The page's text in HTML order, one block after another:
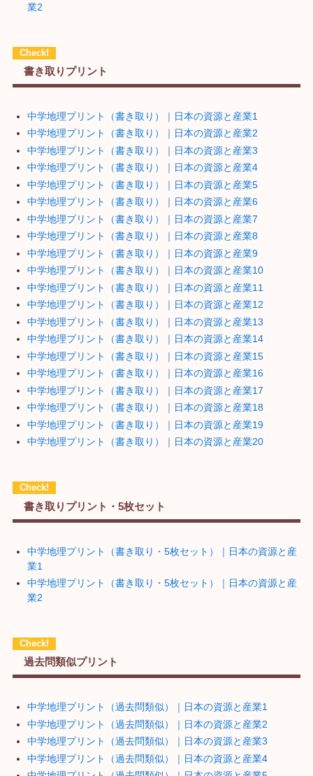
業2
書き取りプリント
中学地理プリント（書き取り）｜日本の資源と産業1
中学地理プリント（書き取り）｜日本の資源と産業2
中学地理プリント（書き取り）｜日本の資源と産業3
中学地理プリント（書き取り）｜日本の資源と産業4
中学地理プリント（書き取り）｜日本の資源と産業5
中学地理プリント（書き取り）｜日本の資源と産業6
中学地理プリント（書き取り）｜日本の資源と産業7
中学地理プリント（書き取り）｜日本の資源と産業8
中学地理プリント（書き取り）｜日本の資源と産業9
中学地理プリント（書き取り）｜日本の資源と産業10
中学地理プリント（書き取り）｜日本の資源と産業11
中学地理プリント（書き取り）｜日本の資源と産業12
中学地理プリント（書き取り）｜日本の資源と産業13
中学地理プリント（書き取り）｜日本の資源と産業14
中学地理プリント（書き取り）｜日本の資源と産業15
中学地理プリント（書き取り）｜日本の資源と産業16
中学地理プリント（書き取り）｜日本の資源と産業17
中学地理プリント（書き取り）｜日本の資源と産業18
中学地理プリント（書き取り）｜日本の資源と産業19
中学地理プリント（書き取り）｜日本の資源と産業20
書き取りプリント・5枚セット
中学地理プリント（書き取り・5枚セット）｜日本の資源と産
業1
中学地理プリント（書き取り・5枚セット）｜日本の資源と産
業2
過去問類似プリント
中学地理プリント（過去問類似）｜日本の資源と産業1
中学地理プリント（過去問類似）｜日本の資源と産業2
中学地理プリント（過去問類似）｜日本の資源と産業3
中学地理プリント（過去問類似）｜日本の資源と産業4